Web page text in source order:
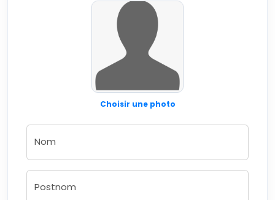
Choisir une photo
Nom
Postnom